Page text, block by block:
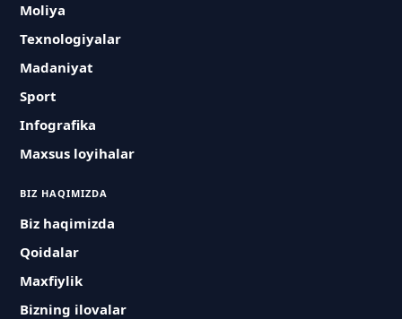
Moliya
Texnologiyalar
Madaniyat
Sport
Infografika
Maxsus loyihalar
BIZ HAQIMIZDA
Biz haqimizda
Qoidalar
Maxfiylik
Bizning ilovalar